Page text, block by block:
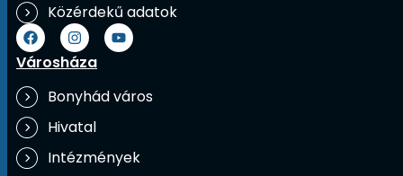
Közérdekű adatok
Városháza
Bonyhád város
Hivatal
Intézmények